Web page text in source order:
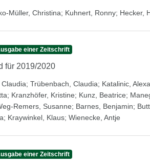
Müller, Christina; Kuhnert, Ronny; Hecker,
einer Zeitschrift
für 2019/2020
Claudia; Trübenbach, Claudia; Katalinic,
; Kranzhöfer, Kristine; Kunz, Beatrice;
Remers, Susanne; Barnes, Benjamin;
; Kraywinkel, Klaus; Wienecke, Antje
einer Zeitschrift